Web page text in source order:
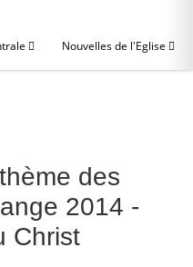
Nouvelles de l'Eglise
des
2014 -
Christ